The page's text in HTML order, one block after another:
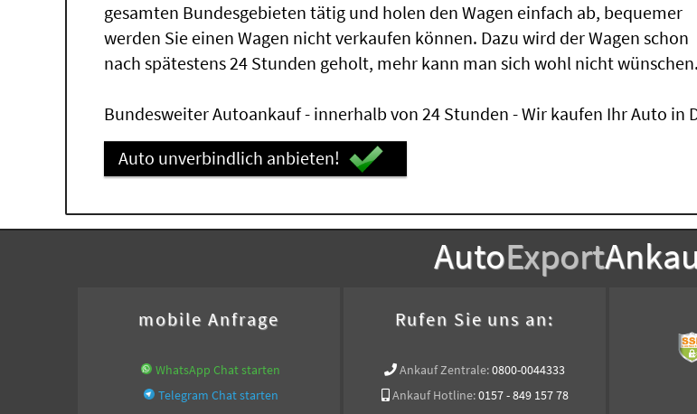
gesamten Bundesgebieten tätig und holen den Wagen einfach ab, bequemer
werden Sie einen Wagen nicht verkaufen können. Dazu wird der Wagen schon
nach spätestens 24 Stunden geholt, mehr kann man sich wohl nicht wünschen.
Bundesweiter Autoankauf - innerhalb von 24 Stunden - Wir kaufen Ihr Auto in
Auto unverbindlich anbieten!
AutoExport
mobile Anfrage
WhatsApp Chat starten
Telegram Chat starten
Rufen Sie uns an:
Ankauf Zentrale:0800-0044333
Ankauf Hotline:0157 - 849 157 78